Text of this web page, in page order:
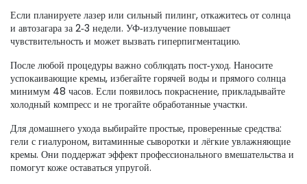
Если планируете лазер или сильный пилинг, откажитесь от солнца
и автозагара за 2‑3 недели. УФ‑излучение повышает
чувствительность и может вызвать гиперпигментацию.
После любой процедуры важно соблюдать пост‑уход. Наносите
успокаивающие кремы, избегайте горячей воды и прямого солнца
минимум 48 часов. Если появилось покраснение, прикладывайте
холодный компресс и не трогайте обработанные участки.
Для домашнего ухода выбирайте простые, проверенные средства:
гели с гиалуроном, витаминные сыворотки и лёгкие увлажняющие
кремы. Они поддержат эффект профессионального вмешательства и
помогут коже оставаться упругой.